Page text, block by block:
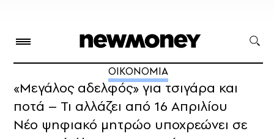
ΟΙΚΟΝΟΜΙΑ
«Μεγάλος αδελφός» για τσιγάρα και
ποτά – Τι αλλάζει από 16 Απριλίου
Νέο ψηφιακό μητρώο υποχρεώνει σε